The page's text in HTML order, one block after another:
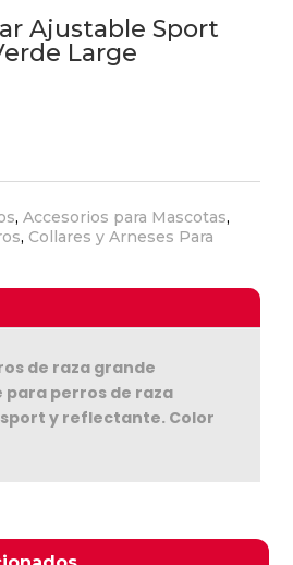
Ajustable Sport
Large
,Accesorios para Mascotas,
, Collares y Arneses Para
de raza grande
para perros de raza
y reflectante. Color